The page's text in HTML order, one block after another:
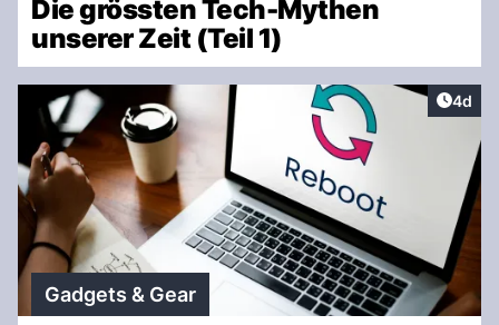
Die grössten Tech-Mythen
unserer Zeit (Teil 1)
4d
Gadgets & Gear